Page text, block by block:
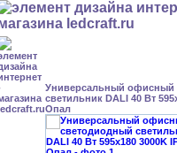
Универсальный офисный
светильник DALI 40 Вт
Опал